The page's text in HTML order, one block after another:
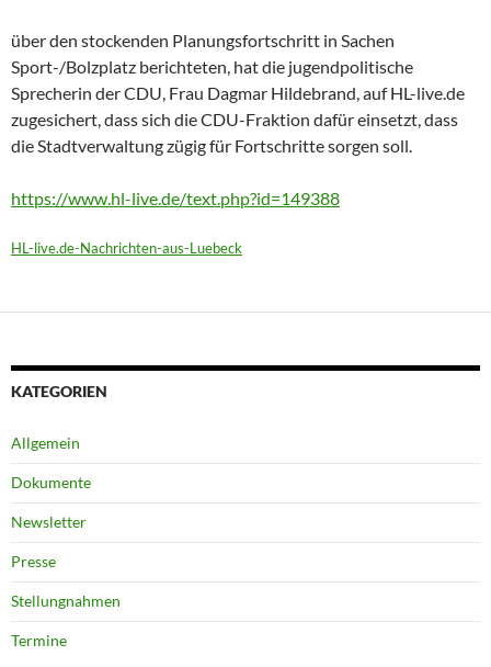
über den stockenden Planungsfortschritt in Sachen
Sport-/Bolzplatz berichteten, hat die jugendpolitische
Sprecherin der CDU, Frau Dagmar Hildebrand, auf HL-live.de
zugesichert, dass sich die CDU-Fraktion dafür einsetzt, dass
die Stadtverwaltung zügig für Fortschritte sorgen soll.
https://www.hl-live.de/text.php?id=149388
HL-live.de-Nachrichten-aus-Luebeck
KATEGORIEN
Allgemein
Dokumente
Newsletter
Presse
Stellungnahmen
Termine